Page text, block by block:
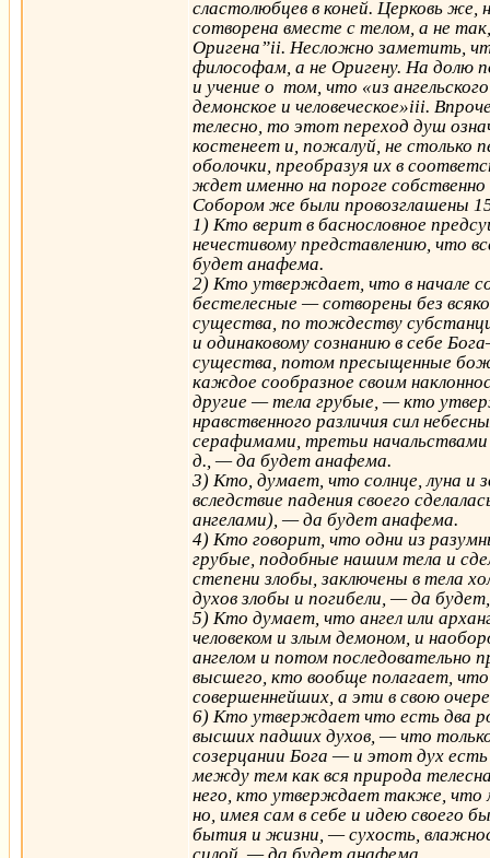
сластолюбцев в коней. Церковь
сотворена вместе с телом, а не
Оригена”ii. Несложно заметить,
философам, а не Оригену. На долю
и учение о том, что «из
демонское и человеческое»iii.
телесно, то этот переход душ
костенеет и, пожалуй, не столько
оболочки, преобразуя их в
ждет именно на пороге собственно
Собором же были провозглашены
1) Кто верит в баснословное
нечестивому представлению, что
будет анафема.
2) Кто утверждает, что в начале
бестелесные — сотворены без
существа, по тождеству
и одинаковому сознанию в себе
существа, потом пресыщенные
каждое сообразное своим
другие — тела грубые, — кто
нравственного различия сил
серафимами, третьи
д., — да будет анафема.
3) Кто, думает, что солнце, луна
вследствие падения своего
ангелами), — да будет анафема.
4) Кто говорит, что одни из
грубые, подобные нашим тела и
степени злобы, заключены в тела
духов злобы и погибели, — да
5) Кто думает, что ангел или
человеком и злым демоном, и
ангелом и потом последовательно
высшего, кто вообще полагает,
совершеннейших, а эти в свою
6) Кто утверждает что есть два
высших падших духов, — что только
созерцании Бога — и этот дух
между тем как вся природа
него, кто утверждает также, что
но, имея сам в себе и идею своего
бытия и жизни, — сухость,